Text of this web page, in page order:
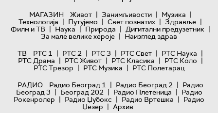
МАГАЗИН
Живот | Занимљивости | Музика |
Технологијa | Путујемо | Свет познатих | Здравље |
Филм и ТВ | Наука | Природа | Дигитални предузетник |
За мале велике хероје | Наизглед здрав
ТВ
РТС 1 | РТС 2 | РТС 3 | РТС Свет | РТС Наука |
РТС Драма | РТС Живот | РТС Класика | РТС Коло |
РТС Трезор | РТС Музика | РТС Полетарац
РАДИО
Радио Београд 1 | Радио Београд 2 | Радио
Београд 3 | Београд 202 | Радио Плетеница | Радио
Рокенролер | Радио Џубокс | Радио Вртешка | Радио
Џезер | Архив